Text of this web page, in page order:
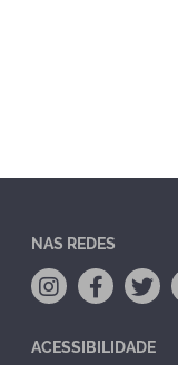
NAS REDES
ACESSIBILIDADE